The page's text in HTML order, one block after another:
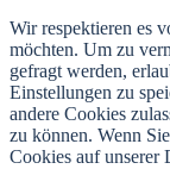
Wir respektieren es
möchten. Um zu
gefragt werden,
Einstellungen zu
andere Cookies
zu können. Wenn
Cookies auf unserer